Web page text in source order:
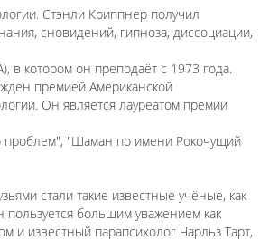
Стэнли Криппнер получил
сновидений, гипноза, диссоциации,
в котором он преподаёт с 1973 года.
премией Американской
Он является лауреатом премии
проблем", "Шаман по имени Рокочущий
стали такие известные учёные, как
большим уважением как
и известный парапсихолог Чарльз Тарт,